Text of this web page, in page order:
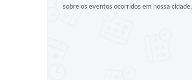
sobre os eventos ocorridos em nossa cidade.